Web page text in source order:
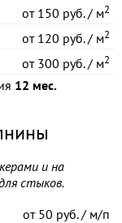
от150 руб. / м2
от120 руб. / м2
от300 руб. / м2
12 мес.
и на
стыков.
от50 руб. / м/п